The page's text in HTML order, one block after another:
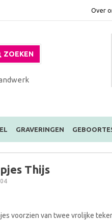
Over
ZOEKEN
GRAVERINGEN
Thijs
voorzien van twee vrolijke